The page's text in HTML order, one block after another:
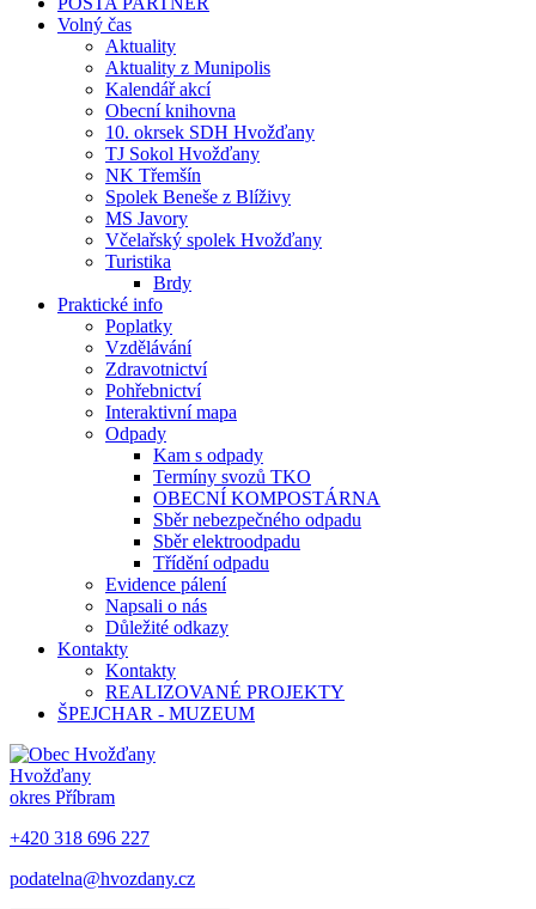
Volný čas
Aktuality
Aktuality z Munipolis
Kalendář akcí
Obecní knihovna
10. okrsek SDH Hvožďany
TJ Sokol Hvožďany
NK Třemšín
Spolek Beneše z Blíživy
MS Javory
Včelařský spolek Hvožďany
Turistika
Brdy
Praktické info
Poplatky
Vzdělávání
Zdravotnictví
Pohřebnictví
Interaktivní mapa
Odpady
Kam s odpady
Termíny svozů TKO
OBECNÍ KOMPOSTÁRNA
Sběr nebezpečného odpadu
Sběr elektroodpadu
Třídění odpadu
Evidence pálení
Napsali o nás
Důležité odkazy
Kontakty
Kontakty
REALIZOVANÉ PROJEKTY
ŠPEJCHAR - MUZEUM
Hvožďany
okres Příbram
+420 318 696 227
podatelna@hvozdany.cz